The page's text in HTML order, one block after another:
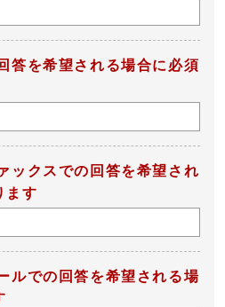
答を希望される場合に必須
ックスでの回答を希望され
ます
ルでの回答を希望される場